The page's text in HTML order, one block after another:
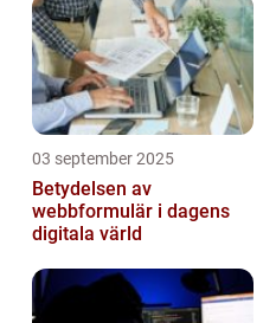
03 september 2025
Betydelsen av
webbformulär i dagens
digitala värld